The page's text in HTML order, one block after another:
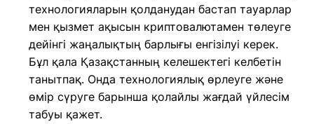
технологияларын қолданудан бастап тауарлар
мен қызмет ақысын криптовалютамен төлеуге
дейінгі жаңалықтың барлығы енгізілуі керек.
Бұл қала Қазақстанның келешектегі келбетін
танытпақ. Онда технологиялық өрлеуге және
өмір сүруге барынша қолайлы жағдай үйлесім
табуы қажет.